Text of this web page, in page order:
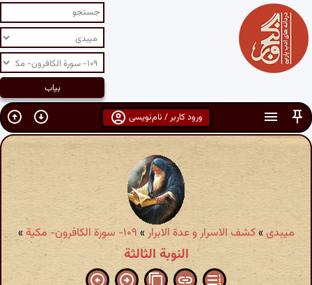
ورود کاربر / نام‌نویسی
میبدی»کشف الاسرار و عدة الابرار»۱۰۹- سورة الکافرون- مکیة »
النوبة الثالثة